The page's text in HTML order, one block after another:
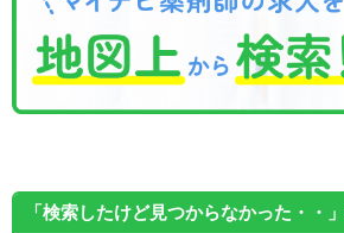
「検索したけど見つからなかった・・」